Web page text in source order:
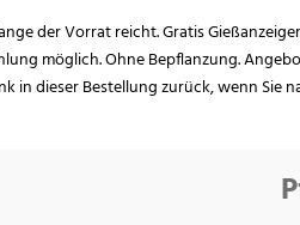
der Vorrat reicht. Gratis
möglich. Ohne Bepflanzung.
in dieser Bestellung zurück, wenn